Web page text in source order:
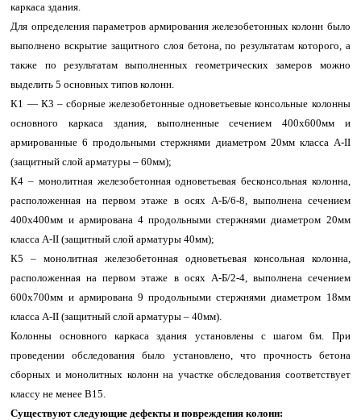
каркаса здания.
Для определения параметров армирования железобетонных колонн было
выполнено вскрытие защитного слоя бетона, по результатам которого, а
также по результатам выполненных геометрических замеров можно
выделить 5 основных типов колонн.
К1 — К3 – сборные железобетонные одноветьевые консольные колонны
основного каркаса здания, выполненные сечением 400х600мм и
армированные 6 продольными стержнями диаметром 20мм класса A-II
(защитный слой арматуры – 60мм);
К4 – монолитная железобетонная одноветьевая бесконсольная колонна,
расположенная на первом этаже в осях А-Б/6-8, выполнена сечением
400х400мм и армирована 4 продольными стержнями диаметром 20мм
класса A-II (защитный слой арматуры 40мм);
К5 – монолитная железобетонная одноветьевая консольная колонна,
расположенная на первом этаже в осях А-Б/2-4, выполнена сечением
600х700мм и армирована 9 продольными стержнями диаметром 18мм
класса A-II (защитный слой арматуры – 40мм).
Колонны основного каркаса здания установлены с шагом 6м. При
проведении обследования было установлено, что прочность бетона
сборных и монолитных колонн на участке обследования соответствует
классу не менее В15.
Существуют следующие дефекты и повреждения колонн: